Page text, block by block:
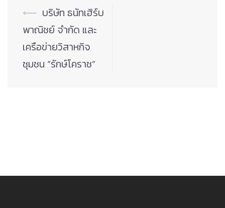
Post
navigation
⟵ บริษัท ธนัทเฮิร์บ
พาณิชย์ จำกัด และ
เครือข่ายวิสาหกิจ
ชุมชน “รักษ์โคราช”